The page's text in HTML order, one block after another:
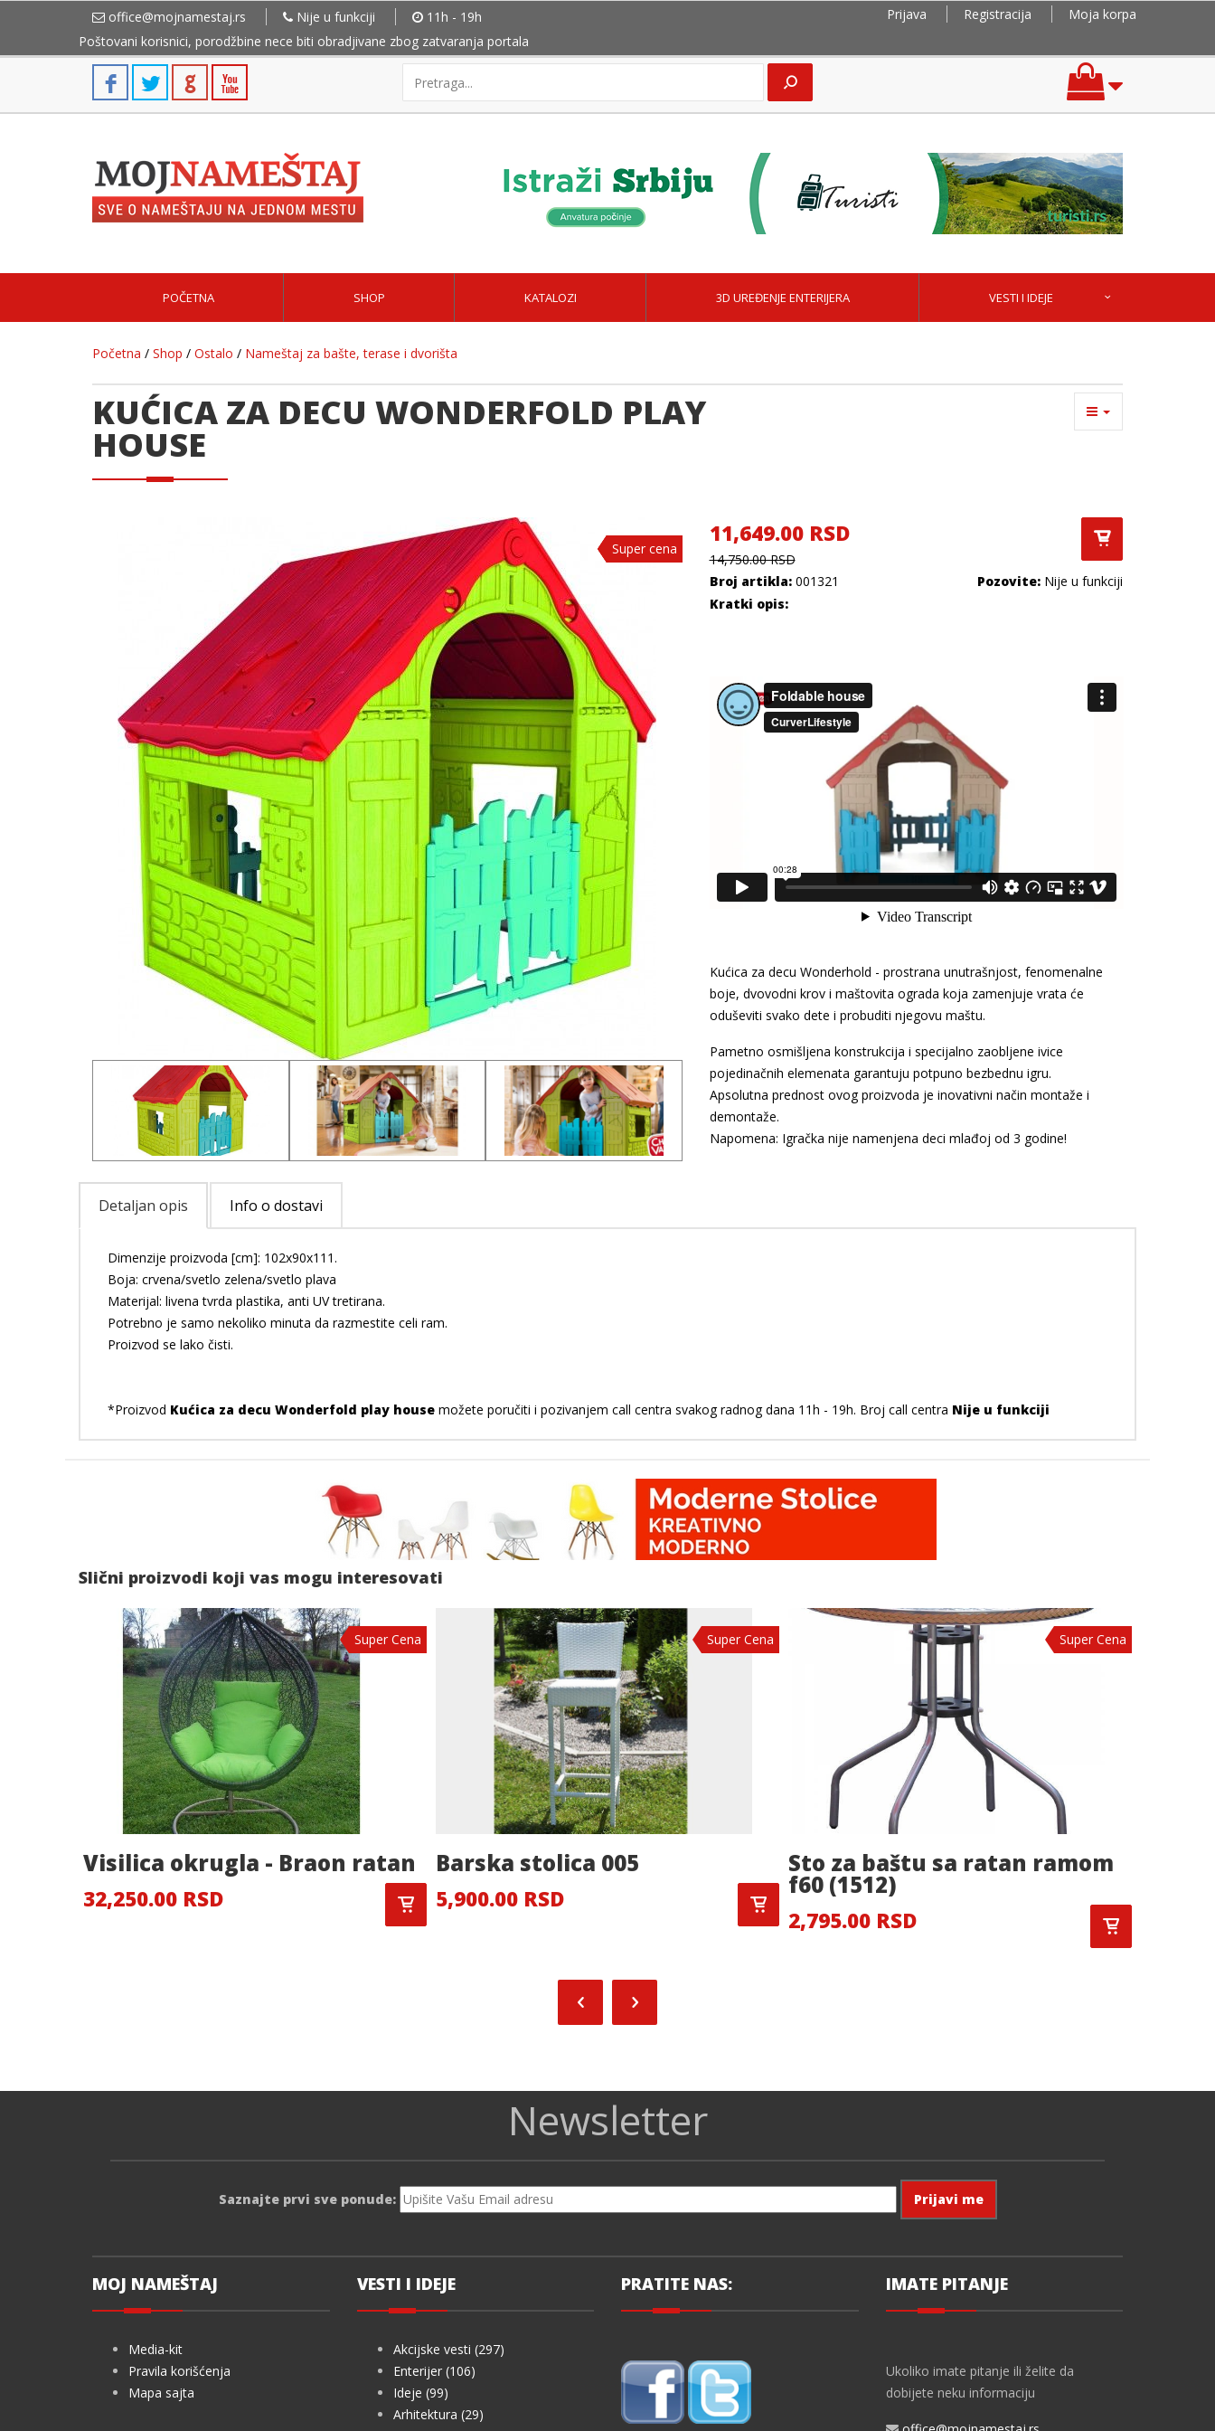
office@mojnamestaj.rs Nije u funkciji 11h - 19h Prijava Registracija
Moja korpa
Poštovani korisnici, porodžbine nece biti obradjivane zbog zatvaranja portala
POČETNA SHOP KATALOZI 3D UREĐENJE ENTERIJERA VESTI I IDEJE
Početna / Shop / Ostalo / Nameštaj za bašte, terase i dvorišta
KUĆICA ZA DECU WONDERFOLD PLAY
HOUSE
Super cena
Super cena
Super cena
Super cena
11,649.00 RSD
14,750.00 RSD
Broj artikla:001321 Pozovite: Nije u funkciji
Kratki opis:
Kućica za decu Wonderhold - prostrana unutrašnjost, fenomenalne
boje, dvovodni krov i maštovita ograda koja zamenjuje vrata će
oduševiti svako dete i probuditi njegovu maštu.
Pametno osmišljena konstrukcija i specijalno zaobljene ivice
pojedinačnih elemenata garantuju potpuno bezbednu igru.
Apsolutna prednost ovog proizvoda je inovativni način montaže i
demontaže.
Napomena: Igračka nije namenjena deci mlađoj od 3 godine!
Detaljan opis Info o dostavi
Dimenzije proizvoda [cm]: 102x90x111.
Boja: crvena/svetlo zelena/svetlo plava
Materijal: livena tvrda plastika, anti UV tretirana.
Potrebno je samo nekoliko minuta da razmestite celi ram.
Proizvod se lako čisti.
*Proizvod Kućica za decu Wonderfold play house možete poručiti i pozivanjem call centra svakog radnog dana 11h - 19h. Broj call centra Nije u funkciji
Slični proizvodi koji vas mogu interesovati
Super Cena
Visilica okrugla - Braon ratan
32,250.00 RSD
Super Cena
Barska stolica 005
5,900.00 RSD
Super Cena
Sto za baštu sa ratan ramom
f60 (1512)
2,795.00 RSD
Newsletter
Saznajte prvi sve ponude:
MOJ NAMEŠTAJ
Media-kit
Pravila korišćenja
Mapa sajta
VESTI I IDEJE
Akcijske vesti (297)
Enterijer (106)
Ideje (99)
Arhitektura (29)
PRATITE NAS: IMATE PITANJE
Ukoliko imate pitanje ili želite da
dobijete neku informaciju